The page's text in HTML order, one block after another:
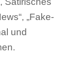
„Fake-
und